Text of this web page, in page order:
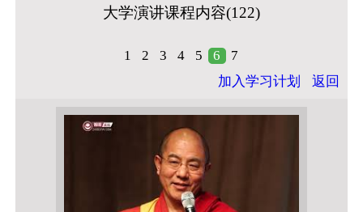
大学演讲课程内容(122)
1 2 3 4 5 6
7
加入学习计划
返回